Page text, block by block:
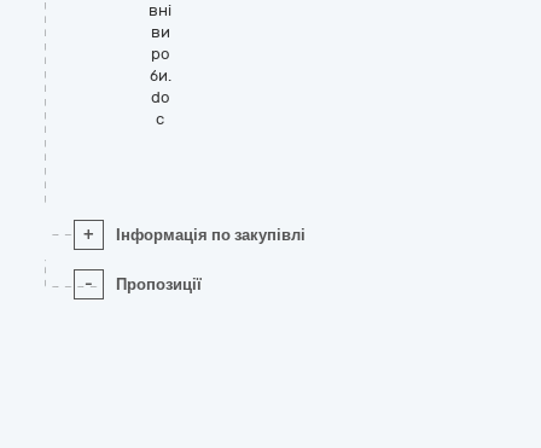
вні
ви
ро
би.
do
c
+ Інформація по закупівлі
- Пропозиції